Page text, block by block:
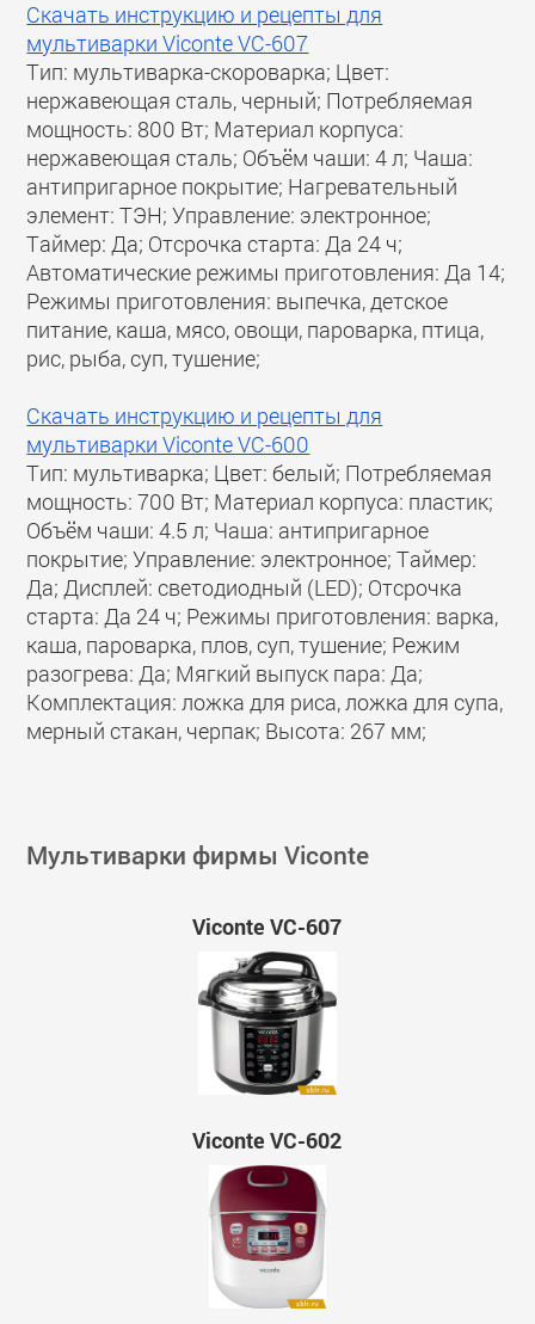
Скачать инструкцию и рецепты для
мультиварки Viconte VC-607
Тип: мультиварка-скороварка; Цвет:
нержавеющая сталь, черный; Потребляемая
мощность: 800 Вт; Материал корпуса:
нержавеющая сталь; Объём чаши: 4 л; Чаша:
антипригарное покрытие; Нагревательный
элемент: ТЭН; Управление: электронное;
Таймер: Да; Отсрочка старта: Да 24 ч;
Автоматические режимы приготовления: Да 14;
Режимы приготовления: выпечка, детское
питание, каша, мясо, овощи, пароварка, птица,
рис, рыба, суп, тушение;
Скачать инструкцию и рецепты для
мультиварки Viconte VC-600
Тип: мультиварка; Цвет: белый; Потребляемая
мощность: 700 Вт; Материал корпуса: пластик;
Объём чаши: 4.5 л; Чаша: антипригарное
покрытие; Управление: электронное; Таймер:
Да; Дисплей: светодиодный (LED); Отсрочка
старта: Да 24 ч; Режимы приготовления: варка,
каша, пароварка, плов, суп, тушение; Режим
разогрева: Да; Мягкий выпуск пара: Да;
Комплектация: ложка для риса, ложка для супа,
мерный стакан, черпак; Высота: 267 мм;
Мультиварки фирмы Viconte
Viconte VC-607
Viconte VC-602